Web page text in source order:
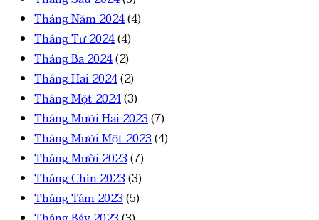
Tháng Năm 2024(4)
Tháng Tư 2024(4)
Tháng Ba 2024(2)
Tháng Hai 2024(2)
Tháng Một 2024(3)
Tháng Mười Hai 2023(7)
Tháng Mười Một 2023(4)
Tháng Mười 2023(7)
Tháng Chín 2023(3)
Tháng Tám 2023(5)